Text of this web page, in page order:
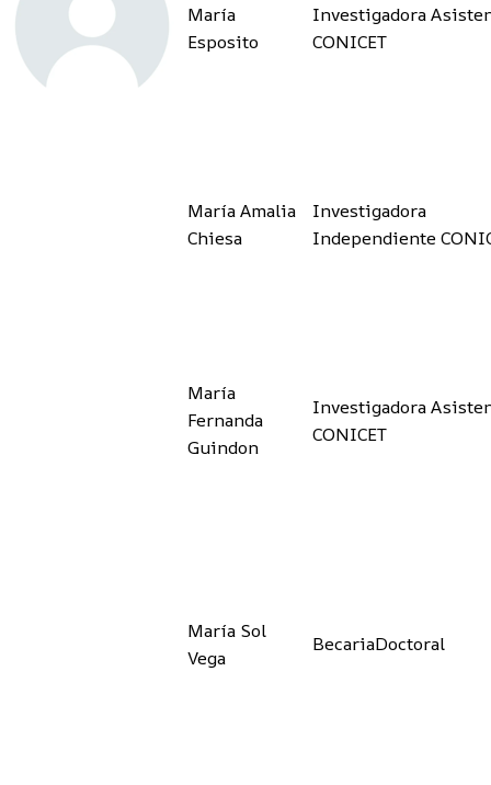
María
Esposito
Investigadora
CONICET
María Amalia
Chiesa
Investigadora
Independiente
María
Fernanda
Guindon
Investigadora
CONICET
María Sol
Vega
BecariaDoctoral